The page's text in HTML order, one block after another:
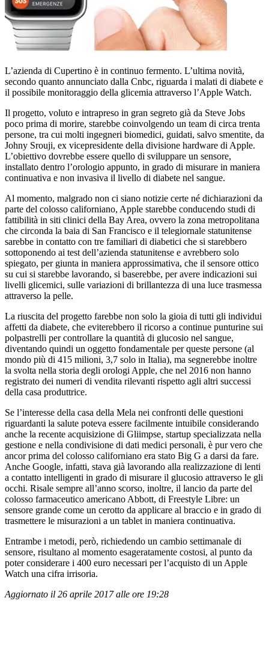
L’azienda di Cupertino è in continuo fermento. L’ultima novità,
secondo quanto annunciato dalla Cnbc, riguarda i malati di diabete e
il possibile monitoraggio della glicemia attraverso l’Apple Watch.
Il progetto, voluto e intrapreso in gran segreto già da Steve Jobs
poco prima di morire, starebbe coinvolgendo un team di circa trenta
persone, tra cui molti ingegneri biomedici, guidati, salvo smentite, da
Johny Srouji, ex vicepresidente della divisione hardware di Apple.
L’obiettivo dovrebbe essere quello di sviluppare un sensore,
installato dentro l’orologio appunto, in grado di misurare in maniera
continuativa e non invasiva il livello di diabete nel sangue.
Al momento, malgrado non ci siano notizie certe né dichiarazioni da
parte del colosso californiano, Apple starebbe conducendo studi di
fattibilità in siti clinici della Bay Area, ovvero la zona metropolitana
che circonda la baia di San Francisco e il telegiornale statunitense
sarebbe in contatto con tre familiari di diabetici che si starebbero
sottoponendo ai test dell’azienda statunitense e avrebbero solo
spiegato, per giunta in maniera approssimativa, che il sensore ottico
su cui si starebbe lavorando, si baserebbe, per avere indicazioni sui
livelli glicemici, sulle variazioni di brillantezza di una luce trasmessa
attraverso la pelle.
La riuscita del progetto farebbe non solo la gioia di tutti gli individui
affetti da diabete, che eviterebbero il ricorso a continue punturine sui
polpastrelli per controllare la quantità di glucosio nel sangue,
diventando quindi un oggetto fondamentale per queste persone (al
mondo più di 415 milioni, 3,7 solo in Italia), ma segnerebbe inoltre
la svolta nella storia degli orologi Apple, che nel 2016 non hanno
registrato dei numeri di vendita rilevanti rispetto agli altri successi
della casa produttrice.
Se l’interesse della casa della Mela nei confronti delle questioni
riguardanti la salute poteva essere facilmente intuibile considerando
anche la recente acquisizione di Gliimpse, startup specializzata nella
gestione e nella condivisione di dati medici personali, è pur vero che
ancor prima del colosso californiano era stato Big G a darsi da fare.
Anche Google, infatti, stava già lavorando alla realizzazione di lenti
a contatto intelligenti in grado di misurare il glucosio attraverso le gli
occhi. Risale sempre all’anno scorso, inoltre, il lancio da parte del
colosso farmaceutico americano Abbott, di Freestyle Libre: un
sensore grande come un cerotto da applicare al braccio e in grado di
trasmettere le misurazioni a un tablet in maniera continuativa.
Entrambe i metodi, però, richiedendo un cambio settimanale di
sensore, risultano al momento esageratamente costosi, al punto da
poter considerare i 400 euro necessari per l’acquisto di un Apple
Watch una cifra irrisoria.
Aggiornato il 26 aprile 2017 alle ore 19:28